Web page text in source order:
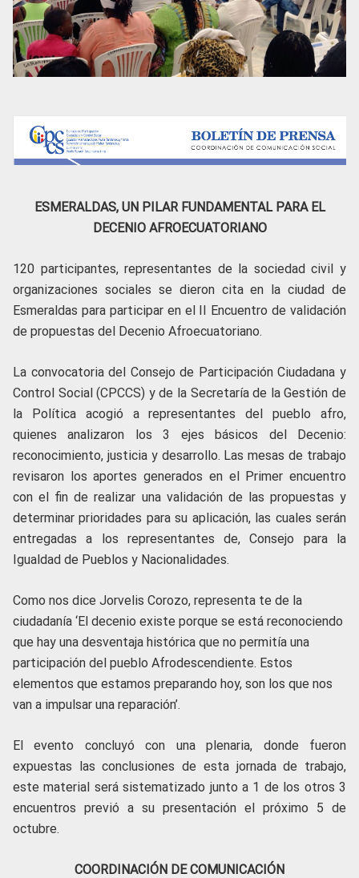
ESMERALDAS, UN PILAR FUNDAMENTAL PARA EL
DECENIO AFROECUATORIANO
120 participantes, representantes de la sociedad civil y
organizaciones sociales se dieron cita en la ciudad de
Esmeraldas para participar en el II Encuentro de validación
de propuestas del Decenio Afroecuatoriano.
La convocatoria del Consejo de Participación Ciudadana y
Control Social (CPCCS) y de la Secretaría de la Gestión de
la Política acogió a representantes del pueblo afro,
quienes analizaron los 3 ejes básicos del Decenio:
reconocimiento, justicia y desarrollo. Las mesas de trabajo
revisaron los aportes generados en el Primer encuentro
con el fin de realizar una validación de las propuestas y
determinar prioridades para su aplicación, las cuales serán
entregadas a los representantes de, Consejo para la
Igualdad de Pueblos y Nacionalidades.
Como nos dice Jorvelis Corozo, representa te de la
ciudadanía ‘El decenio existe porque se está reconociendo
que hay una desventaja histórica que no permitía una
participación del pueblo Afrodescendiente. Estos
elementos que estamos preparando hoy, son los que nos
van a impulsar una reparación’.
El evento concluyó con una plenaria, donde fueron
expuestas las conclusiones de esta jornada de trabajo,
este material será sistematizado junto a 1 de los otros 3
encuentros previó a su presentación el próximo 5 de
octubre.
COORDINACIÓN DE COMUNICACIÓN